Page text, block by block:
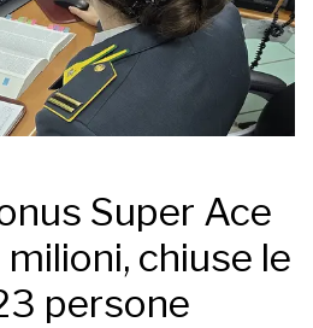
Super Ace
chiuse le
persone